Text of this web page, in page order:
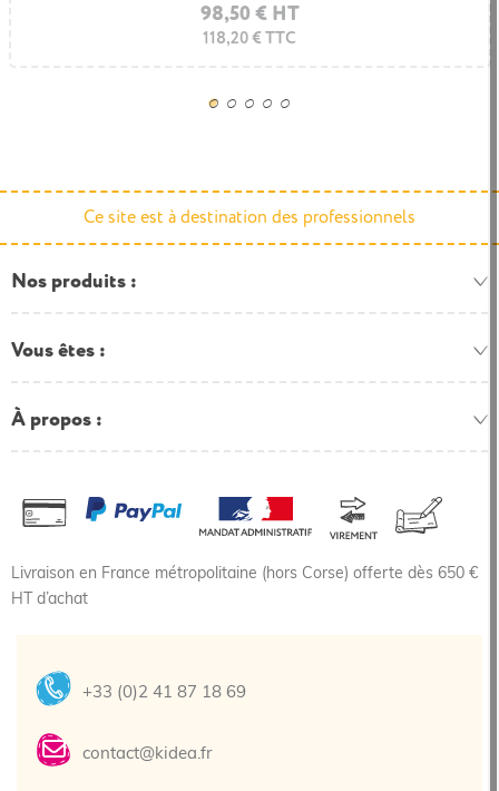
98,50 € HT
118,20 € TTC
330,00 € HT
396,00 € TTC
Ce site est à destination des professionnels
Nos produits
Vous êtes
À propos
Livraison en France métropolitaine (hors Corse) offerte dès 650 €
HT d’achat
+33 (0)2 41 87 18 69
contact@kidea.fr